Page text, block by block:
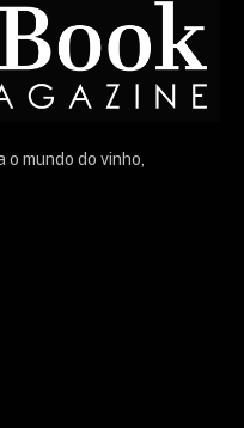
mundo do vinho,